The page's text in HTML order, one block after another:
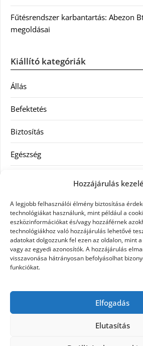
Hozzájárulás
A legjobb felhasználói élmény biztosítása
technológiákat használunk, mint például a
eszközinformációkat és/vagy hozzáférnek
technológiákhoz való hozzájárulás lehetővé
adatokat dolgozzunk fel ezen az oldalon, mint
vagy az egyedi azonosítók. A hozzájárulás
visszavonása hátrányosan befolyásolhat
funkciókat.
Elfogadás
Elutasítás
Fűtésrendszer karbantartás: Abezon
megoldásai
Kiállító kategóriák
Állás
Befektetés
Biztosítás
Egészség
Ingatlan
Művészetek és szórakozás
Múzeumok
Szolgáltatás
Szórakozás
Webáruház